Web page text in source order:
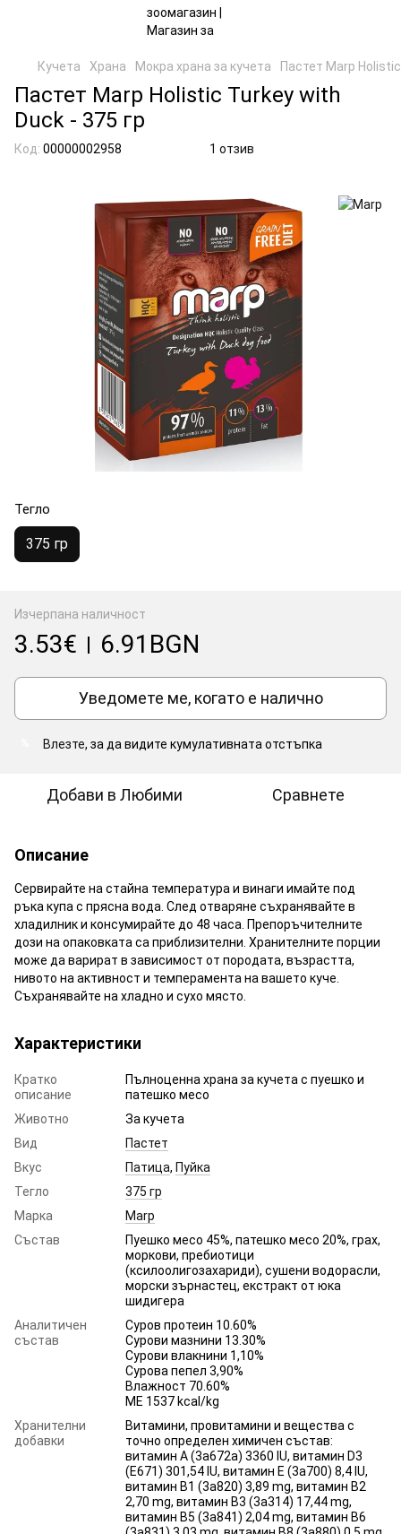
Кучета Храна Мокра храна за кучета Пастет Marp
Пастет Marp Holistic Turkey with
Duck - 375 гр
Код: 00000002958 1 отзив
Тегло
375 гр
Изчерпана наличност
3.53€ | 6.91BGN
Уведомете ме, когато е налично
Влезте, за да видите кумулативната отстъпка
Добави в Любими Сравнете
Описание
Сервирайте на стайна температура и винаги имайте под
ръка купа с прясна вода. След отваряне съхранявайте в
хладилник и консумирайте до 48 часа. Препоръчителните
дози на опаковката са приблизителни. Хранителните порции
може да варират в зависимост от породата, възрастта,
нивото на активност и темперамента на вашето куче.
Съхранявайте на хладно и сухо място.
Характеристики
Кратко
описание
Пълноценна храна за кучета с пуешко и
патешко месо
Животно
За кучета
Вид
Пастет
Вкус
Патица, Пуйка
Тегло
375 гр
Марка
Marp
Състав
Пуешко месо 45%, патешко месо 20%, грах,
моркови, пребиотици
(ксилоолигозахариди), сушени водорасли,
морски зърнастец, екстракт от юка
шидигера
Аналитичен
състав
Суров протеин 10.60%
Сурови мазнини 13.30%
Сурови влакнини 1,10%
Сурова пепел 3,90%
Влажност 70.60%
ME 1537 kcal/kg
Хранителни
добавки
Витамини, провитамини и вещества с
точно определен химичен състав:
витамин А (3a672a) 3360 IU, витамин D3
(E671) 301,54 IU, витамин Е (3a700) 8,4 IU,
витамин B1 (3a820) 3,89 mg, витамин B2
2,70 mg, витамин B3 (3a314) 17,44 mg,
витамин B5 (3a841) 2,04 mg, витамин B6